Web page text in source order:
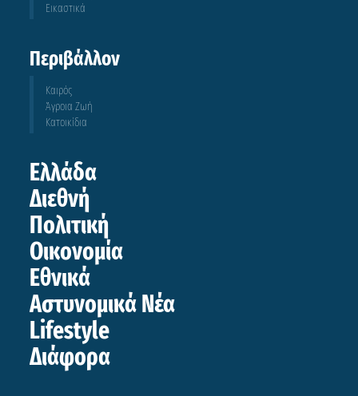
Εικαστικά
Περιβάλλον
Καιρός
Άγροια Ζωή
Κατοικίδια
Ελλάδα
Διεθνή
Πολιτική
Οικονομία
Εθνικά
Αστυνομικά Νέα
Lifestyle
Διάφορα